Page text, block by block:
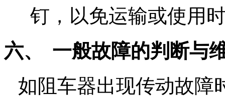
钉，以免运输或使用
六、
一般故障的判断与
如阻车器出现传动故障